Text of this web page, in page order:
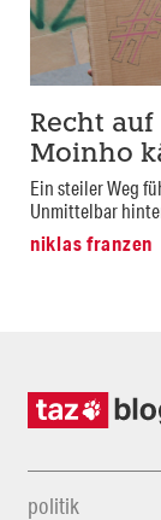
Recht auf
Moinho
Ein steiler Weg
Unmittelbar
niklas franzen
politik